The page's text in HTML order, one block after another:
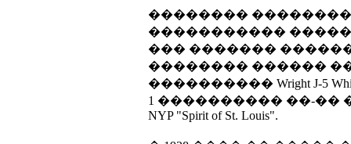
��������
����������� �������
��� ������� ������
�������� ������
���������� Wright J-5
1 ���������� ��-��
NYP "Spirit of St. Louis".